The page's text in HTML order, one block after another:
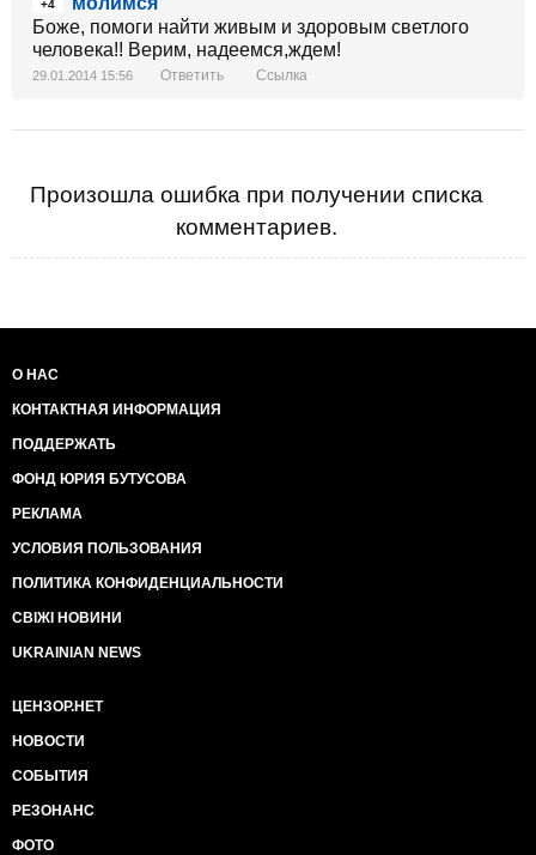
+4
Боже, помоги найти живым и здоровым светлого
человека!! Верим, надеемся,ждем!
29.01.2014 15:56 Ответить Ссылка
Произошла ошибка при получении списка
комментариев.
О НАС
КОНТАКТНАЯ ИНФОРМАЦИЯ
ПОДДЕРЖАТЬ
ФОНД ЮРИЯ БУТУСОВА
РЕКЛАМА
УСЛОВИЯ ПОЛЬЗОВАНИЯ
ПОЛИТИКА КОНФИДЕНЦИАЛЬНОСТИ
СВІЖІ НОВИНИ
UKRAINIAN NEWS
ЦЕНЗОР.НЕТ
НОВОСТИ
СОБЫТИЯ
РЕЗОНАНС
ФОТО